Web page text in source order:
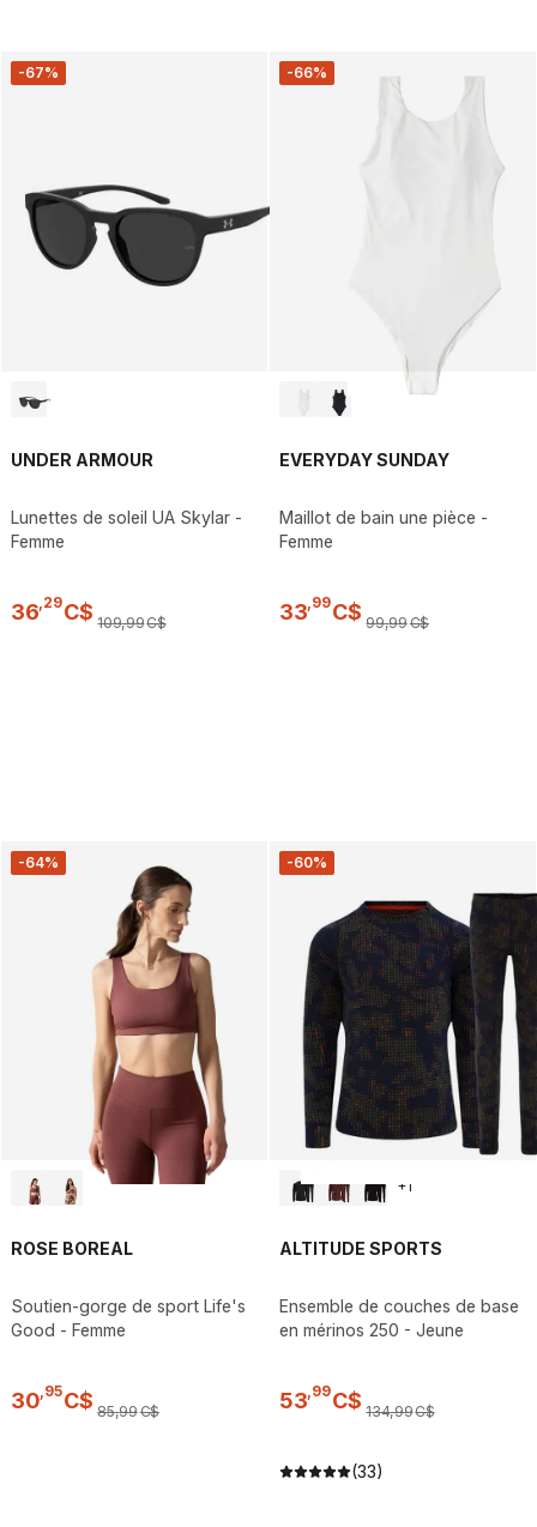
-67%
UNDER ARMOUR
Lunettes de soleil UA Skylar -
Femme
36 29C$ 109,99C$
-66%
EVERYDAY SUNDAY
Maillot de bain une pièce -
Femme
33 99C$ 99,99C$
-64%
ROSE BOREAL
Soutien-gorge de sport Life's
Good - Femme
30,95C$ 85,99C$
-60%
+1
ALTITUDE SPORTS
Ensemble de couches de base
en mérinos 250 - Jeune
53,99C$ 134,99C$
(33)